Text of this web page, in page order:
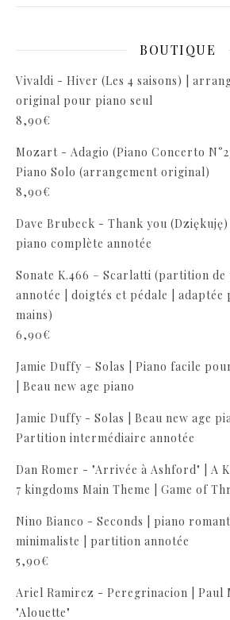
BOUTIQUE
Vivaldi - Hiver (Les 4 saisons) |
original pour piano seul
8,90€
Mozart - Adagio (Piano Concerto
Piano Solo (arrangement original)
8,90€
Dave Brubeck - Thank you
piano complète annotée
Sonate K.466 – Scarlatti (partition de
annotée | doigtés et pédale | adaptée
mains)
6,90€
Jamie Duffy – Solas | Piano facile
| Beau new age piano
Jamie Duffy - Solas | Beau new age
Partition intermédiaire annotée
Dan Romer - "Arrivée à Ashford" | A
7 kingdoms Main Theme | Game of
Nino Bianco - Seconds | piano
minimaliste | partition annotée
5,90€
Ariel Ramirez - Peregrinacion | Paul
"Alouette"